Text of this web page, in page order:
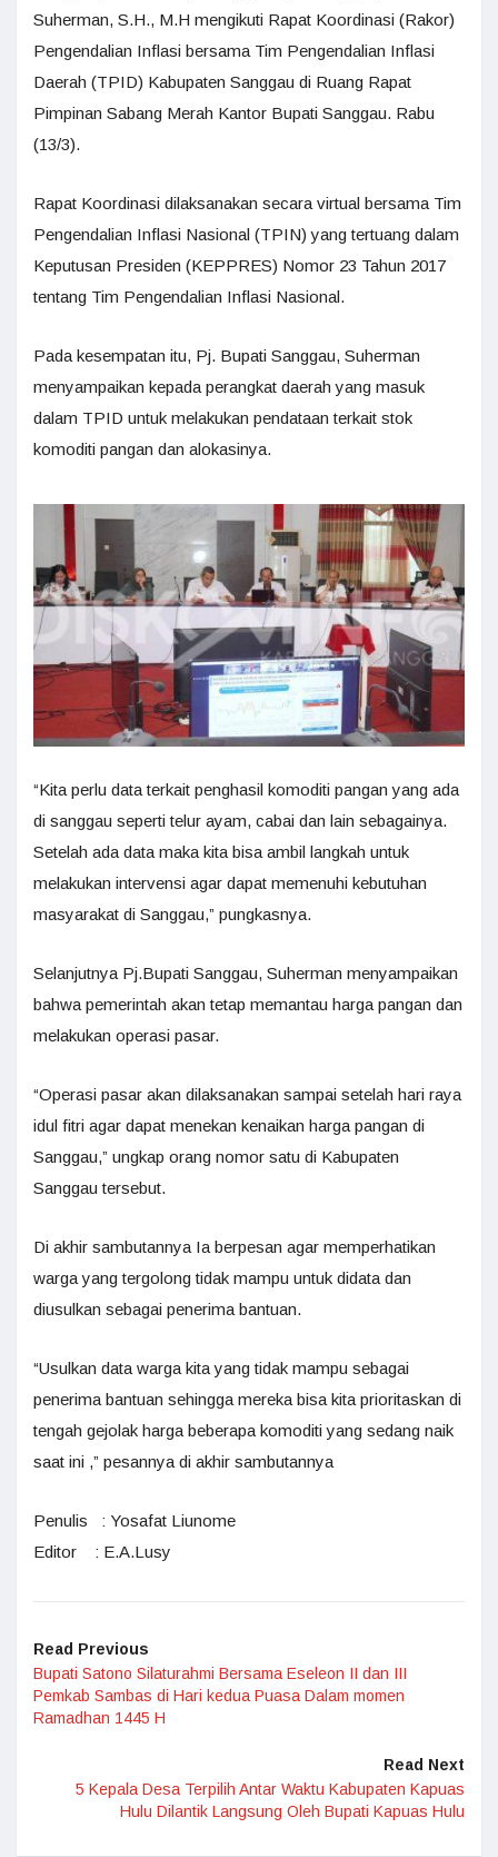
Suherman, S.H., M.H mengikuti Rapat Koordinasi (Rakor)
Pengendalian Inflasi bersama Tim Pengendalian Inflasi
Daerah (TPID) Kabupaten Sanggau di Ruang Rapat
Pimpinan Sabang Merah Kantor Bupati Sanggau. Rabu
(13/3).
Rapat Koordinasi dilaksanakan secara virtual bersama Tim
Pengendalian Inflasi Nasional (TPIN) yang tertuang dalam
Keputusan Presiden (KEPPRES) Nomor 23 Tahun 2017
tentang Tim Pengendalian Inflasi Nasional.
Pada kesempatan itu, Pj. Bupati Sanggau, Suherman
menyampaikan kepada perangkat daerah yang masuk
dalam TPID untuk melakukan pendataan terkait stok
komoditi pangan dan alokasinya.
“Kita perlu data terkait penghasil komoditi pangan yang ada
di sanggau seperti telur ayam, cabai dan lain sebagainya.
Setelah ada data maka kita bisa ambil langkah untuk
melakukan intervensi agar dapat memenuhi kebutuhan
masyarakat di Sanggau,” pungkasnya.
Selanjutnya Pj.Bupati Sanggau, Suherman menyampaikan
bahwa pemerintah akan tetap memantau harga pangan dan
melakukan operasi pasar.
“Operasi pasar akan dilaksanakan sampai setelah hari raya
idul fitri agar dapat menekan kenaikan harga pangan di
Sanggau,” ungkap orang nomor satu di Kabupaten
Sanggau tersebut.
Di akhir sambutannya Ia berpesan agar memperhatikan
warga yang tergolong tidak mampu untuk didata dan
diusulkan sebagai penerima bantuan.
“Usulkan data warga kita yang tidak mampu sebagai
penerima bantuan sehingga mereka bisa kita prioritaskan di
tengah gejolak harga beberapa komoditi yang sedang naik
saat ini ,” pesannya di akhir sambutannya
Penulis : Yosafat Liunome
Editor : E.A.Lusy
Read Previous
Bupati Satono Silaturahmi Bersama Eseleon II dan III
Pemkab Sambas di Hari kedua Puasa Dalam momen
Ramadhan 1445 H
Read Next
5 Kepala Desa Terpilih Antar Waktu Kabupaten Kapuas
Hulu Dilantik Langsung Oleh Bupati Kapuas Hulu